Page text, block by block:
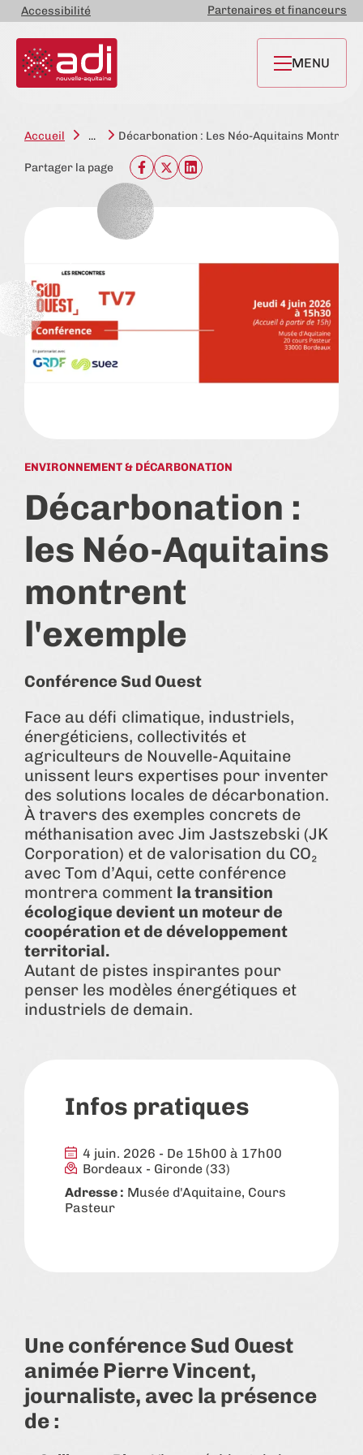
Accessibilité Partenaires et financeurs
MENU
Accueil ... Décarbonation : Les Néo-Aquitains Montrent
Partager la page
ENVIRONNEMENT & DÉCARBONATION
Décarbonation :
les Néo-Aquitains
montrent
l'exemple
Conférence Sud Ouest
Face au défi climatique, industriels,
énergéticiens, collectivités et
agriculteurs de Nouvelle-Aquitaine
unissent leurs expertises pour inventer
des solutions locales de décarbonation.
À travers des exemples concrets de
méthanisation avec Jim Jastszebski (JK
Corporation) et de valorisation du CO₂
avec Tom d’Aqui, cette conférence
montrera comment la transition
écologique devient un moteur de
coopération et de développement
territorial.
Autant de pistes inspirantes pour
penser les modèles énergétiques et
industriels de demain.
Infos pratiques
4 juin. 2026 - De 15h00 à 17h00
Bordeaux - Gironde (33)
Adresse : Musée d'Aquitaine, Cours
Pasteur
Une conférence Sud Ouest
animée Pierre Vincent,
journaliste, avec la présence
de :